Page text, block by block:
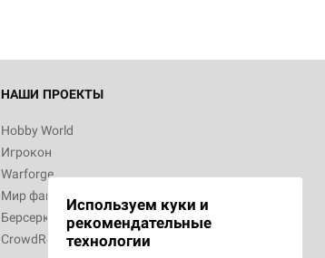
НАШИ ПРОЕКТЫ
Hobby World
Игрокон
Warforge
Мир фантастики
Берсерк
CrowdRepublic
Используем куки и
рекомендательные
технологии